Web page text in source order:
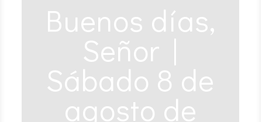
Buenos días,
Señor |
Sábado 8 de
agosto de